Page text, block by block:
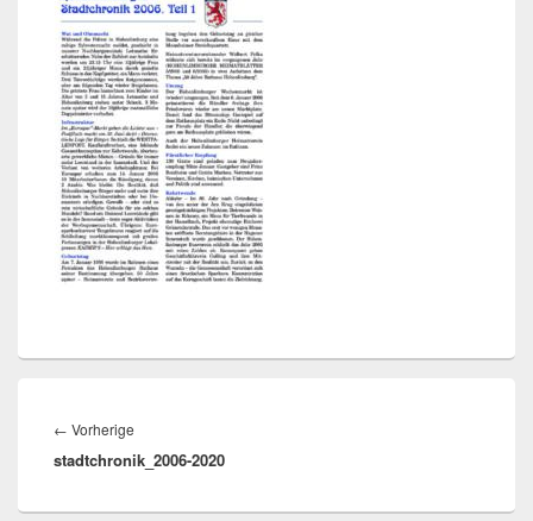
← Vorherige
Beitrag:
stadtchronik_2006-2020